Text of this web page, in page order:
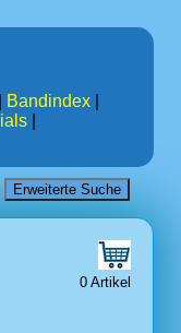
Bandindex
0 Artikel